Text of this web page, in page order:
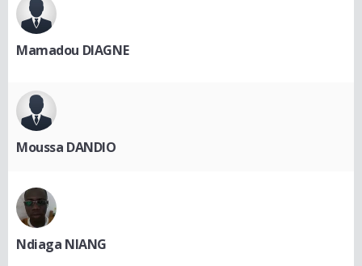
Mamadou DIAGNE
Moussa DANDIO
Ndiaga NIANG